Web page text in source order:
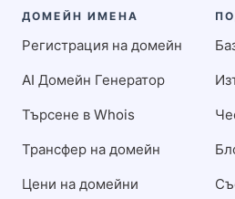
ДОМЕЙН ИМЕНА
Регистрация на домейн
AI Домейн Генератор
Търсене в Whois
Трансфер на домейн
Цени на домейни